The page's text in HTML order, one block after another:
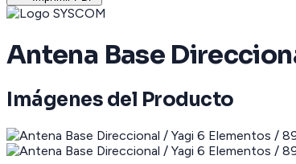
Antena Base
Imágenes del Producto